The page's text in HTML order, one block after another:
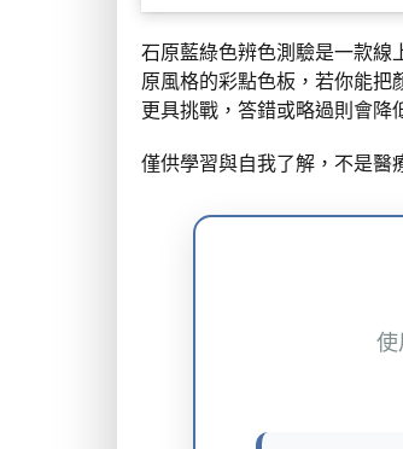
石原藍綠色辨色測驗是一款線
原風格的彩點色板，若你能把
更具挑戰，答錯或略過則會降
僅供學習與自我了解，不是醫
使